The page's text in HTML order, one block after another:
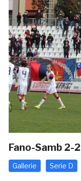
Fano-Samb 2-
Gallerie Serie D